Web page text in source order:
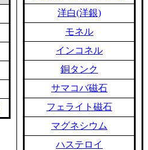
洋白(洋銀)
モネル
インコネル
銅タンク
サマコバ磁石
フェライト磁石
マグネシウム
ハステロイ